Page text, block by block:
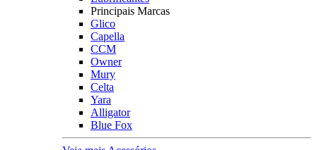
Principais Marcas
Glico
Capella
CCM
Owner
Mury
Celta
Yara
Alligator
Blue Fox